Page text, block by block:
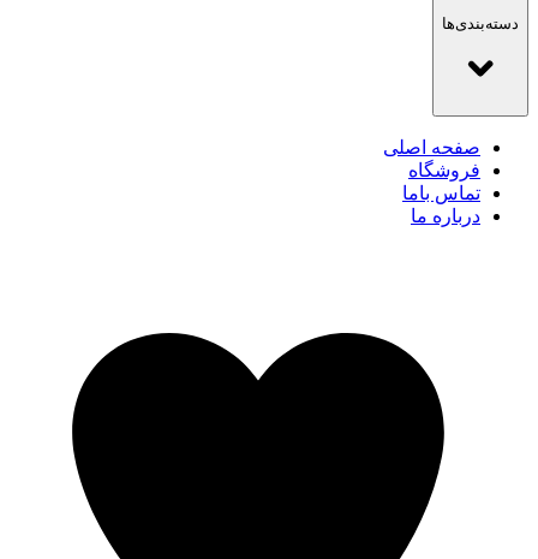
دسته‌بندی‌ها
صفحه اصلی
فروشگاه
تماس باما
درباره ما